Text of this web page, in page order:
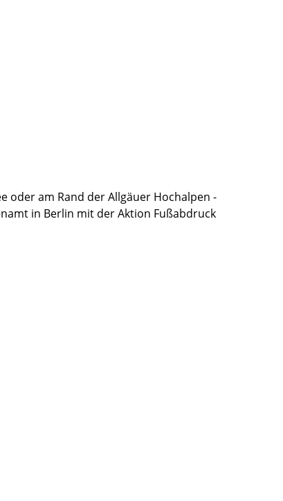
oder am Rand der Allgäuer Hochalpen -
in Berlin mit der Aktion Fußabdruck